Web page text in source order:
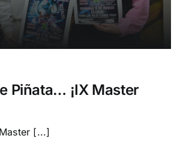
Piñata… ¡IX Master
[...]